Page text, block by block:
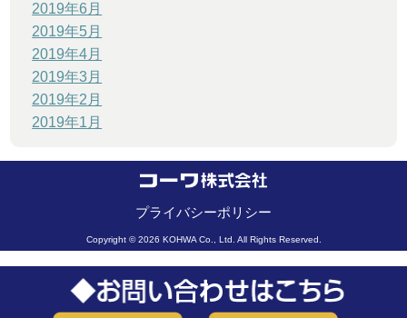
2019年6月
2019年5月
2019年4月
2019年3月
2019年2月
2019年1月
プライバシーポリシー
Copyright © 2026 KOHWA Co., Ltd. All Rights Reserved.